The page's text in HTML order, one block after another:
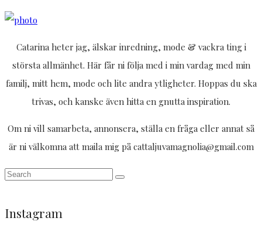
Catarina heter jag, älskar inredning, mode & vackra ting i
största allmänhet. Här får ni följa med i min vardag med min
familj, mitt hem, mode och lite andra ytligheter. Hoppas du ska
trivas, och kanske även hitta en gnutta inspiration.
Om ni vill samarbeta, annonsera, ställa en fråga eller annat så
är ni välkomna att maila mig på cattaljuvamagnolia@gmail.com
Instagram